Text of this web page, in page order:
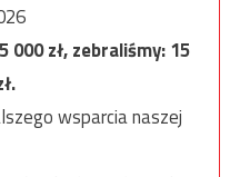
000zł, zebraliśmy:15
wsparcia naszej